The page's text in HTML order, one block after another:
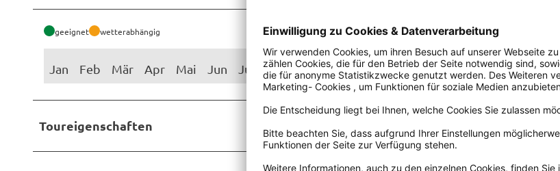
geeignet wetterabhängig
Jan Feb Mär Apr Mai Jun Jul Aug Sep Okt Nov Dez
Toureigenschaften